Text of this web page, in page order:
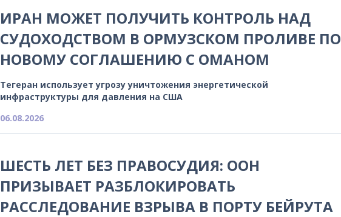
ИРАН МОЖЕТ ПОЛУЧИТЬ КОНТРОЛЬ НАД
СУДОХОДСТВОМ В ОРМУЗСКОМ ПРОЛИВЕ ПО
НОВОМУ СОГЛАШЕНИЮ С ОМАНОМ
Тегеран использует угрозу уничтожения энергетической
инфраструктуры для давления на США
06.08.2026
ШЕСТЬ ЛЕТ БЕЗ ПРАВОСУДИЯ: ООН
ПРИЗЫВАЕТ РАЗБЛОКИРОВАТЬ
РАССЛЕДОВАНИЕ ВЗРЫВА В ПОРТУ БЕЙРУТА